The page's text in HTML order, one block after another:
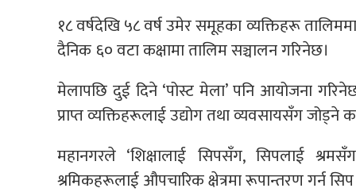
१८ वर्षदेखि ५८ वर्ष उमेर समूहका व्यक्तिहरू
दैनिक ६० वटा कक्षामा तालिम सञ्चालन गरिनेछ।
मेलापछि दुई दिने ‘पोस्ट मेला’ पनि आयोजना
प्राप्त व्यक्तिहरूलाई उद्योग तथा व्यवसायसँग जोड्ने
महानगरले ‘शिक्षालाई सिपसँग, सिपलाई
श्रमिकहरूलाई औपचारिक क्षेत्रमा रूपान्तरण गर्न